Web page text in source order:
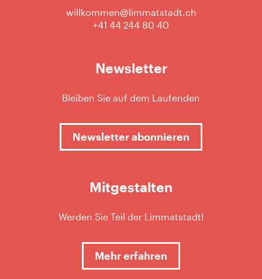
willkommen@limmatstadt.ch
+41 44 244 80 40
Newsletter
Bleiben Sie auf dem Laufenden
Newsletter abonnieren
Mitgestalten
Werden Sie Teil der Limmatstadt!
Mehr erfahren